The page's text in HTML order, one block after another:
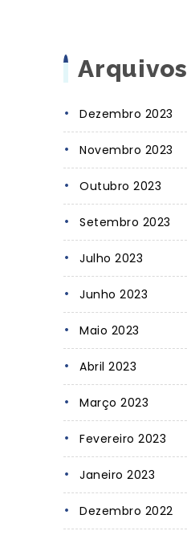
Arquivos
Dezembro 2023
Novembro 2023
Outubro 2023
Setembro 2023
Julho 2023
Junho 2023
Maio 2023
Abril 2023
Março 2023
Fevereiro 2023
Janeiro 2023
Dezembro 2022